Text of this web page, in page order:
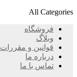
All Categories
فروشگاه
وبلاگ
قوانین و مقررات
درباره ما
تماس با ما